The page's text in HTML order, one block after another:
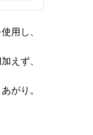
用し、
えず、
がり。